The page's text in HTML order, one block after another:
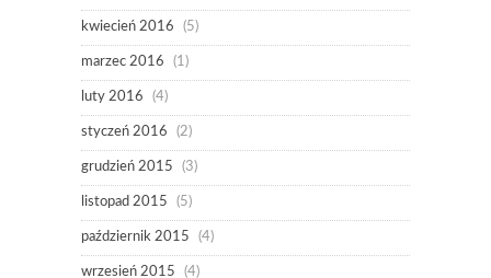
kwiecień 2016 (5)
marzec 2016 (1)
luty 2016 (4)
styczeń 2016 (2)
grudzień 2015 (3)
listopad 2015 (5)
październik 2015 (4)
wrzesień 2015 (4)